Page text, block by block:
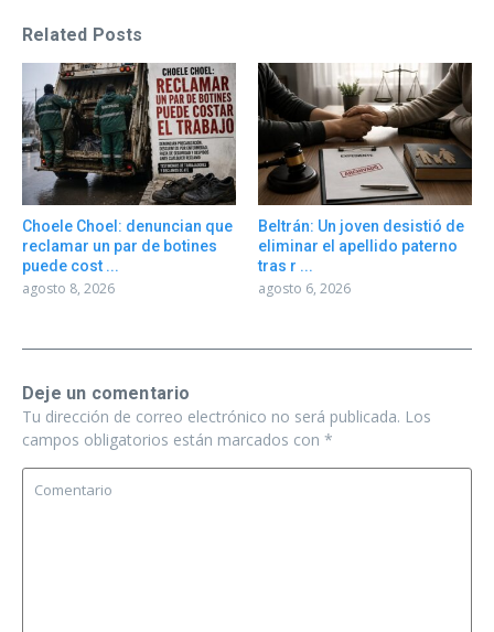
Related Posts
Choele Choel: denuncian que
reclamar un par de botines
puede cost ...
agosto 8, 2026
Beltrán: Un joven desistió de
eliminar el apellido paterno
tras r ...
agosto 6, 2026
Deje un comentario
Tu dirección de correo electrónico no será publicada. Los
campos obligatorios están marcados con *